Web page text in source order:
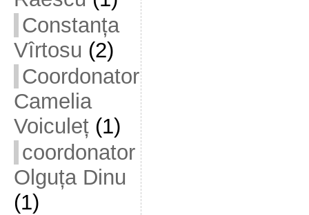
Constanța
Vîrtosu (2)
Coordonator
Camelia
Voiculeț(1)
coordonator
Olguța Dinu
(1)